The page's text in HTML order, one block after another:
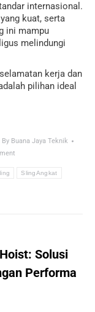
internasional.
kuat, serta
ini mampu
melindungi
kerja dan
pilihan ideal
By Buana Jaya Teknik
SlingAngkat
Solusi
Performa